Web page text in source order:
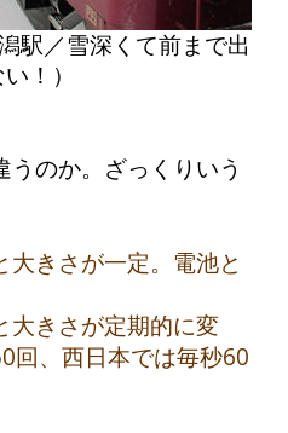
駅／雪深くて前まで出
！）
のか。ざっくりいう
きさが一定。電池と
きさが定期的に変
回、西日本では毎秒60